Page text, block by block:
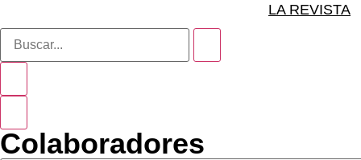
LA REVISTA
Colaboradores